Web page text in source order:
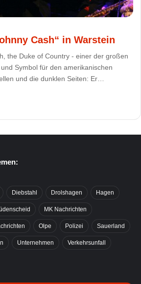
Cash“ in Warstein
the Duke of Country - einer der großen
Symbol für den amerikanischen
und die dunklen Seiten: Er…
Diebstahl Drolshagen Hagen
MK Nachrichten
Olpe Polizei Sauerland
Unternehmen Verkehrsunfall